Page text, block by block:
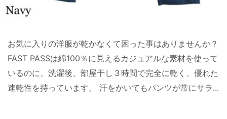
お気に入りの洋服が乾かなくて困った事はありませんか？
FAST PASSは綿100％に見えるカジュアルな素材を使って
いるのに、洗濯後、部屋干し３時間で完全に乾く、優れた
速乾性を持っています。 汗をかいてもパンツが常にサラ...